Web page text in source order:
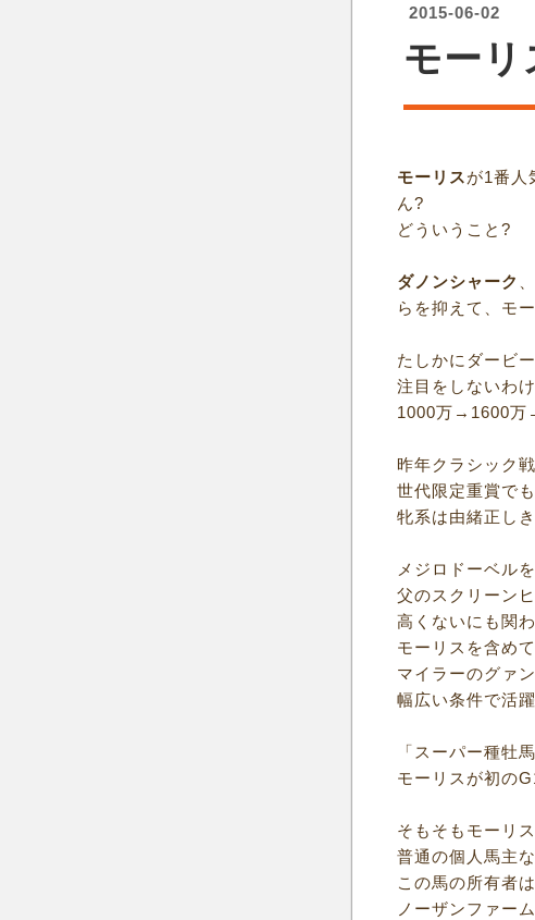
2015-06-02
モーリ
モーリスが1番人
ん?
どういうこと?
ダノンシャーク 、
らを抑えて、モ
たしかにダービ
注目をしないわ
1000万→1600万
昨年クラシック
世代限定重賞で
牝系は由緒正し
メジロドーベル
父のスクリーン
高くないにも関わ
モーリスを含め
マイラーのグァ
幅広い条件で活
「スーパー種牡
モーリスが初の
そもそもモーリ
普通の個人馬主
この馬の所有者
ノーザンファー